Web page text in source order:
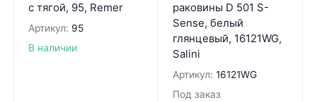
с тягой, 95, Remer
Артикул: 95
В наличии
раковины D 501 S-
Sense, белый
глянцевый, 16121WG,
Salini
Артикул: 16121WG
Под заказ